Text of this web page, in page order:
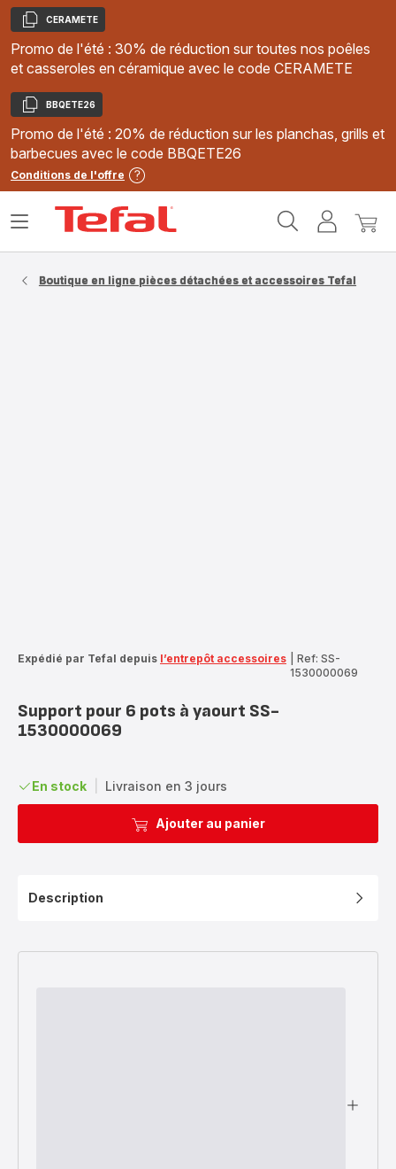
Copier
CERAMETE
Promo de l'été : 30% de réduction sur toutes nos poêles
et casseroles en céramique avec le code CERAMETE
Copier
BBQETE26
Promo de l'été : 20% de réduction sur les planchas, grills et
barbecues avec le code BBQETE26
Conditions de l'offre
MonMon
Ouvrir
Boutique en ligne pièces détachées et accessoires Tefal
Expédié par Tefal depuis l’entrepôt accessoires
Ref: SS-
1530000069
Support pour 6 pots à yaourt SS-
1530000069
En stock Livraison en 3 jours
Ajouter au panier
Description